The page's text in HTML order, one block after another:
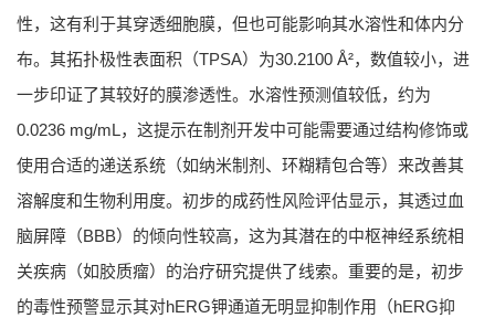
性，这有利于其穿透细胞膜，但也可能影响其水溶性和体内分
布。其拓扑极性表面积（TPSA）为30.2100 Å²，数值较小，进
一步印证了其较好的膜渗透性。水溶性预测值较低，约为
0.0236 mg/mL，这提示在制剂开发中可能需要通过结构修饰或
使用合适的递送系统（如纳米制剂、环糊精包合等）来改善其
溶解度和生物利用度。初步的成药性风险评估显示，其透过血
脑屏障（BBB）的倾向性较高，这为其潜在的中枢神经系统相
关疾病（如胶质瘤）的治疗研究提供了线索。重要的是，初步
的毒性预警显示其对hERG钾通道无明显抑制作用（hERG抑